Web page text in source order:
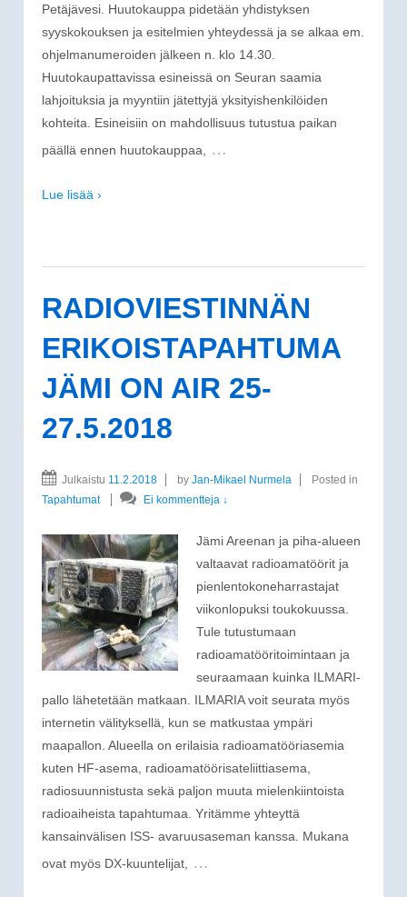
Petäjävesi. Huutokauppa pidetään yhdistyksen
syyskokouksen ja esitelmien yhteydessä ja se alkaa em.
ohjelmanumeroiden jälkeen n. klo 14.30.
Huutokaupattavissa esineissä on Seuran saamia
lahjoituksia ja myyntiin jätettyjä yksityishenkilöiden
kohteita. Esineisiin on mahdollisuus tutustua paikan
päällä ennen huutokauppaa,
…
Lue lisää ›
RADIOVIESTINNÄN
ERIKOISTAPAHTUMA
JÄMI ON AIR 25-
27.5.2018
Julkaistu 11.2.2018 by Jan-Mikael Nurmela
Posted in
Tapahtumat
Ei kommentteja ↓
Jämi Areenan ja piha-alueen
valtaavat radioamatöörit ja
pienlentokoneharrastajat
viikonlopuksi toukokuussa.
Tule tutustumaan
radioamatööritoimintaan ja
seuraamaan kuinka ILMARI-
pallo lähetetään matkaan. ILMARIA voit seurata myös
internetin välityksellä, kun se matkustaa ympäri
maapallon. Alueella on erilaisia radioamatööriasemia
kuten HF-asema, radioamatöörisateliittiasema,
radiosuunnistusta sekä paljon muuta mielenkiintoista
radioaiheista tapahtumaa. Yritämme yhteyttä
kansainvälisen ISS- avaruusaseman kanssa. Mukana
ovat myös DX-kuuntelijat, …